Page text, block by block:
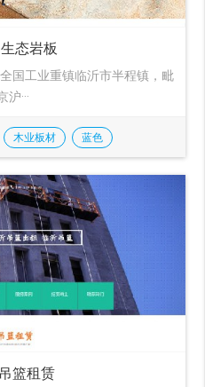
态岩板
国工业重镇临沂市半程镇，毗
沪···
木业板材 蓝色
篮租赁